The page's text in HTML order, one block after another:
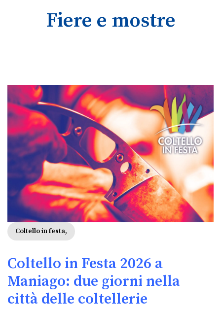
Fiere e mostre
Coltello in festa,
Coltello in Festa 2026 a
Maniago: due giorni nella
città delle coltellerie